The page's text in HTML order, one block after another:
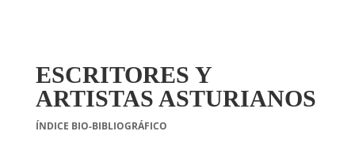
ESCRITORES Y
ARTISTAS ASTURIANOS
ÍNDICE BIO-BIBLIOGRÁFICO